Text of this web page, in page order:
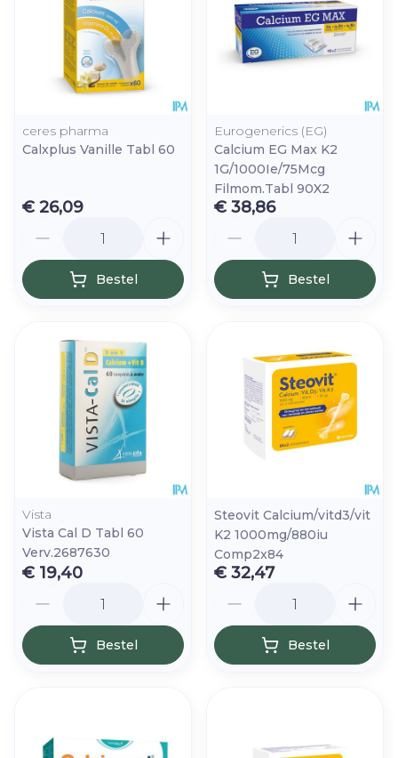
ceres pharma
Calxplus Vanille Tabl 60
€ 26,09
Bestel
Eurogenerics (EG)
Calcium EG Max K2
1G/1000Ie/75Mcg
Filmom.Tabl 90X2
€ 38,86
Bestel
Vista
Vista Cal D Tabl 60
Verv.2687630
€ 19,40
Bestel
Steovit Calcium/vitd3/vit
K2 1000mg/880iu
Comp2x84
€ 32,47
Bestel